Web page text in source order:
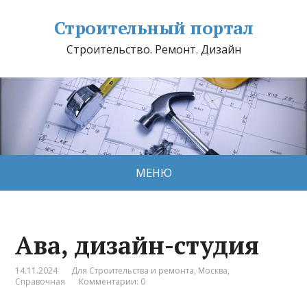
Строительный портал
Строительство. Ремонт. Дизайн
МЕНЮ
Ава, дизайн-студия
14.11.2024 Для Строительства и ремонта, Москва,
Справочная
Комментарии: 0